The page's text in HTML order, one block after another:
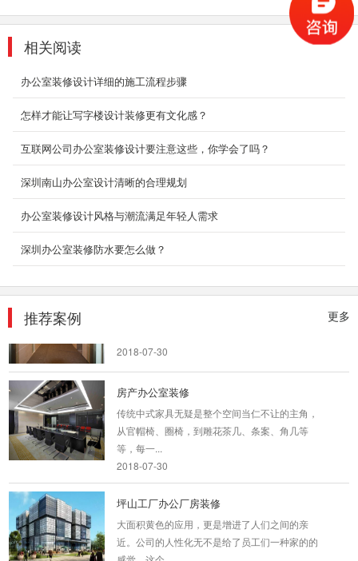
相关阅读
办公室装修设计详细的施工流程步骤
怎样才能让写字楼设计装修更有文化感？
互联网公司办公室装修设计要注意这些，你学会了吗？
深圳南山办公室设计清晰的合理规划
办公室装修设计风格与潮流满足年轻人需求
深圳办公室装修防水要怎么做？
更多
推荐案例
在企业形象墙、洽谈区背景墙两侧、开放式办公
区顶部等处，...
广州餐饮店铺装修
电子厂房装修案例
深圳装修设计为什么要选深圳东森装饰公司？
2、深圳东森装饰是标准化成熟施工组织，大批
量...
2018-07-30
酒店公寓式装修案例
2018-07-30
房产办公室装修
传统中式家具无疑是整个空间当仁不让的主角，
从官帽椅、圈椅，到雕花茶几、条案、角几等
等，每一...
2018-07-30
坪山工厂办公厂房装修
大面积黄色的应用，更是增进了人们之间的亲
近。公司的人性化无不是给了员工们一种家的的
感觉。这个...